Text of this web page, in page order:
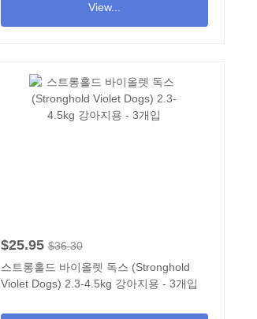
View...
$25.95 $36.30
스트롱홀드 바이올렛 독스 (Stronghold
Violet Dogs) 2.3-4.5kg 강아지용 - 3개입